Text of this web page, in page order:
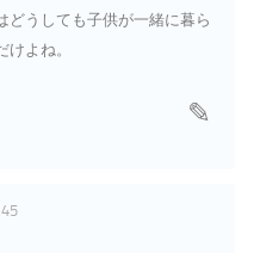
どうしても子供が一緒に暮ら
けよね。